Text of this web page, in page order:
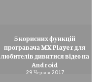
5 корисних функцій
програвача MX Player для
любителів дивитися відео на
Android
29 Червня 2017